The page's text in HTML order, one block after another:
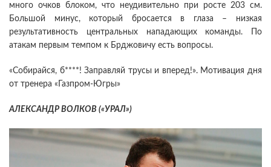
много очков блоком, что неудивительно при росте 203 см.
Большой минус, который бросается в глаза – низкая
результативность центральных нападающих команды. По
атакам первым темпом к Брджовичу есть вопросы.
«Собирайся, б****! Заправляй трусы и вперед!». Мотивация дня
от тренера «Газпром-Югры»
АЛЕКСАНДР ВОЛКОВ («УРАЛ»)